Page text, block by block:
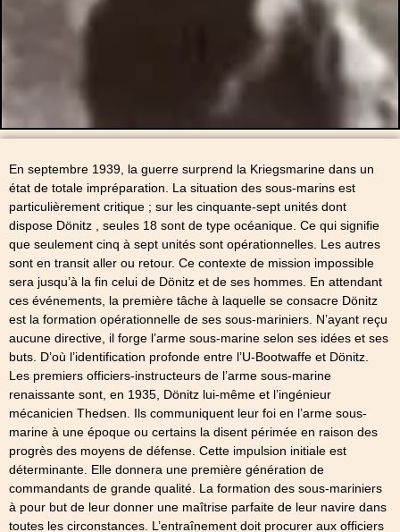
En septembre 1939, la guerre surprend la Kriegsmarine dans un
état de totale impréparation. La situation des sous-marins est
particulièrement critique ; sur les cinquante-sept unités dont
dispose Dönitz , seules 18 sont de type océanique. Ce qui signifie
que seulement cinq à sept unités sont opérationnelles. Les autres
sont en transit aller ou retour. Ce contexte de mission impossible
sera jusqu’à la fin celui de Dönitz et de ses hommes. En attendant
ces événements, la première tâche à laquelle se consacre Dönitz
est la formation opérationnelle de ses sous-mariniers. N’ayant reçu
aucune directive, il forge l’arme sous-marine selon ses idées et ses
buts. D’où l’identification profonde entre l’U-Bootwaffe et Dönitz.
Les premiers officiers-instructeurs de l’arme sous-marine
renaissante sont, en 1935, Dönitz lui-même et l’ingénieur
mécanicien Thedsen. Ils communiquent leur foi en l’arme sous-
marine à une époque ou certains la disent périmée en raison des
progrès des moyens de défense. Cette impulsion initiale est
déterminante. Elle donnera une première génération de
commandants de grande qualité. La formation des sous-mariniers
à pour but de leur donner une maîtrise parfaite de leur navire dans
toutes les circonstances. L’entraînement doit procurer aux officiers